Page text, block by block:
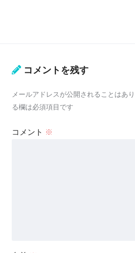
コメントを残す
メールアドレスが公開されることはあり
る欄は必須項目です
コメント ※